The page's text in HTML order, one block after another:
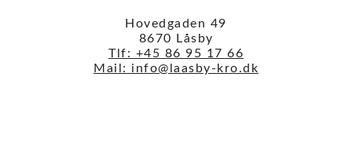
Hovedgaden 49
8670 Låsby
Tlf: +45 86 95 17 66
Mail: info@laasby-kro.dk